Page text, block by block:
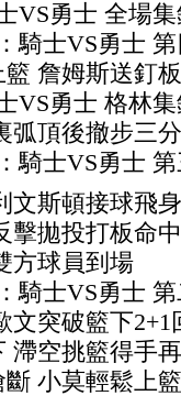
VS勇士 全場
騎士VS勇士
詹姆斯送釘
VS勇士 格林
弧頂後撤步三
騎士VS勇士
文斯頓接球飛
擊拋投打板命
方球員到場
騎士VS勇士
文突破籃下2+1
滯空挑籃得手
小莫輕鬆上